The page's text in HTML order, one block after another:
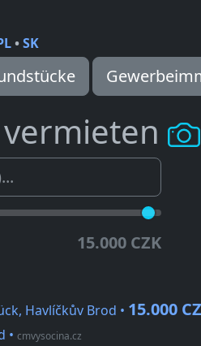
•SK
15.000 CZK
Havlíčkův Brod • 15.000
• cmvysocina.cz